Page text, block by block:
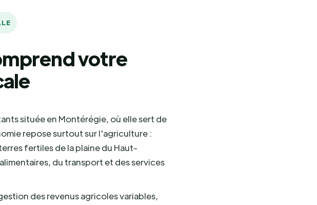
votre
située en Montérégie, où elle sert de
repose surtout sur l'agriculture :
fertiles de la plaine du Haut-
du transport et des services
des revenus agricoles variables,